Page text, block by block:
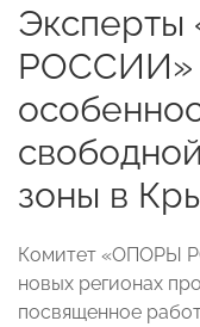
РОССИИ»
зоны в
Комитет «ОПОРЫ
новых регионах
посвященное